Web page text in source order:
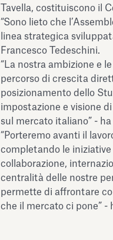
Tavella, costituiscono il
“Sono lieto che
linea strategica
Francesco Tedeschini.
“La nostra ambizione e
percorso di crescita
posizionamento dello
impostazione e visione
sul mercato italiano” -
“Porteremo avanti il
completando le
collaborazione,
centralità delle nostre
permette di affrontare
che il mercato ci pone” -